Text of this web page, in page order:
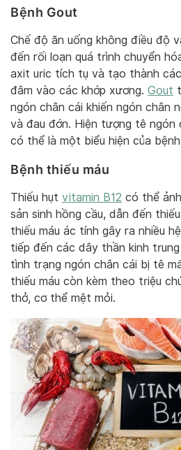
Bệnh Gout
Chế độ ăn uống không điều độ
đến rối loạn quá trình chuyển
axit uric tích tụ và tạo thành
đâm vào các khớp xương. Gout
ngón chân cái khiến ngón chân
và đau đớn. Hiện tượng tê ngón
có thể là một biểu hiện của
Bệnh thiếu máu
Thiếu hụt vitamin B12 có thể
sản sinh hồng cầu, dẫn đến
thiếu máu ác tính gây ra nhiều
tiếp đến các dây thần kinh
tình trạng ngón chân cái bị tê
thiếu máu còn kèm theo triệu
thở, cơ thể mệt mỏi.